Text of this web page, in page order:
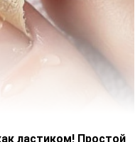
ластиком! Простой